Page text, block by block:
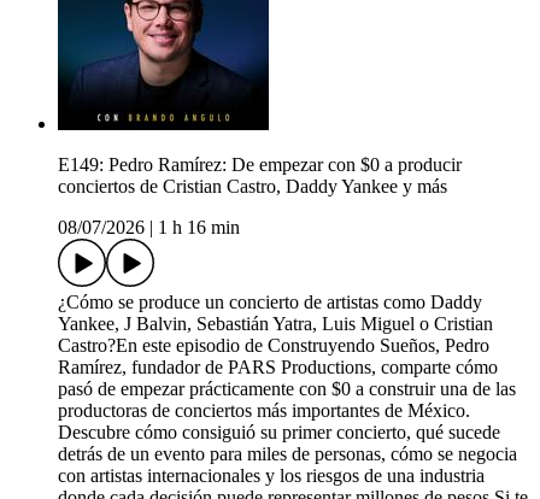
E149: Pedro Ramírez: De empezar con $0 a producir
conciertos de Cristian Castro, Daddy Yankee y más
08/07/2026
1 h 16 min
¿Cómo se produce un concierto de artistas como Daddy
Yankee, J Balvin, Sebastián Yatra, Luis Miguel o Cristian
Castro?En este episodio de Construyendo Sueños, Pedro
Ramírez, fundador de PARS Productions, comparte cómo
pasó de empezar prácticamente con $0 a construir una de las
productoras de conciertos más importantes de México.
Descubre cómo consiguió su primer concierto, qué sucede
detrás de un evento para miles de personas, cómo se negocia
con artistas internacionales y los riesgos de una industria